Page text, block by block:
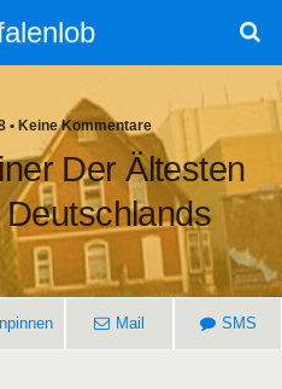
• Keine Kommentare
Der Ältesten
Mail SMS